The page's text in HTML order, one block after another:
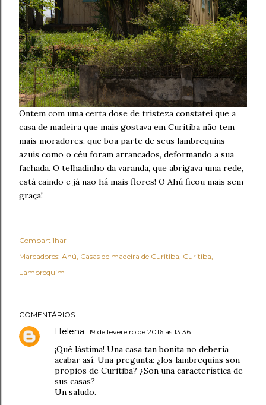
Ontem com uma certa dose de tristeza constatei que a
casa de madeira que mais gostava em Curitiba não tem
mais moradores, que boa parte de seus lambrequins
azuis como o céu foram arrancados, deformando a sua
fachada. O telhadinho da varanda, que abrigava uma rede,
está caindo e já não há mais flores! O Ahú ficou mais sem
graça!
Compartilhar
Marcadores: Ahú Casas de madeira de Curitiba Curitiba
Lambrequim
COMENTÁRIOS
Helena 19 de fevereiro de 2016 às 13:36
¡Qué lástima! Una casa tan bonita no debería
acabar así. Una pregunta: ¿los lambrequins son
propios de Curitiba? ¿Son una característica de
sus casas?
Un saludo.